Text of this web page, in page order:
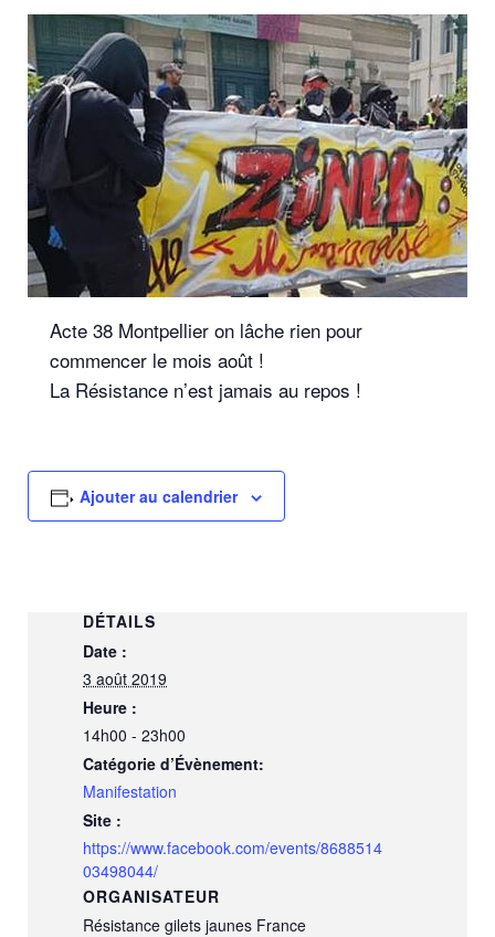
Acte 38 Montpellier on lâche rien pour
commencer le mois août !
La Résistance n’est jamais au repos !
Ajouter au calendrier
DÉTAILS
Date :
3 août 2019
Heure :
14h00 - 23h00
Catégorie d’Évènement:
Manifestation
Site :
https://www.facebook.com/events/8688514
03498044/
ORGANISATEUR
Résistance gilets jaunes France